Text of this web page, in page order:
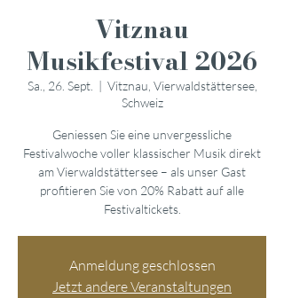
Vitznau
Musikfestival 2026
Sa., 26. Sept.
  |
Vitznau, Vierwaldstättersee,
Schweiz
Geniessen Sie eine unvergessliche
Festivalwoche voller klassischer Musik direkt
am Vierwaldstättersee – als unser Gast
profitieren Sie von 20% Rabatt auf alle
Festivaltickets.
Anmeldung geschlossen
Jetzt andere Veranstaltungen